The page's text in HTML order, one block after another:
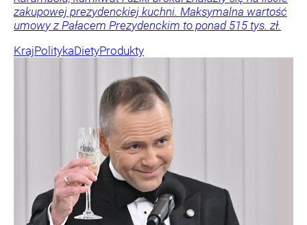
zakupowej prezydenckiej kuchni. Maksymalna wartość
umowy z Pałacem Prezydenckim to ponad 515 tys. zł.
KrajPolitykaDietyProdukty